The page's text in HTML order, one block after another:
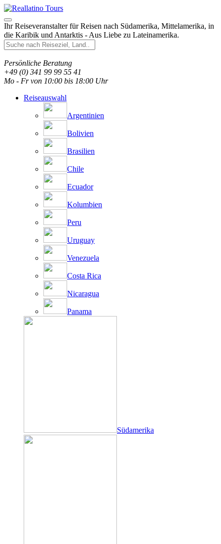
Ihr Reiseveranstalter für Reisen nach Südamerika, Mittelamerika, in
die Karibik und Antarktis - Aus Liebe zu Lateinamerika.
Persönliche Beratung
+49 (0) 341 99 99 55 41
Mo - Fr von 10:00 bis 18:00 Uhr
Reiseauswahl
Argentinien
Bolivien
Brasilien
Chile
Ecuador
Kolumbien
Peru
Uruguay
Venezuela
Costa Rica
Nicaragua
Panama
Südamerika